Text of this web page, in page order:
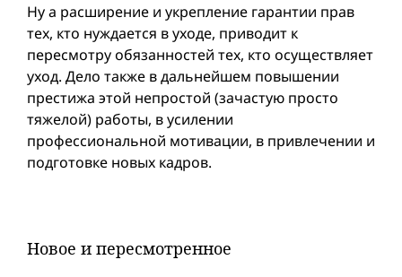
Ну а расширение и укрепление гарантии прав
тех, кто нуждается в уходе, приводит к
пересмотру обязанностей тех, кто осуществляет
уход. Дело также в дальнейшем повышении
престижа этой непростой (зачастую просто
тяжелой) работы, в усилении
профессиональной мотивации, в привлечении и
подготовке новых кадров.
Новое и пересмотренное